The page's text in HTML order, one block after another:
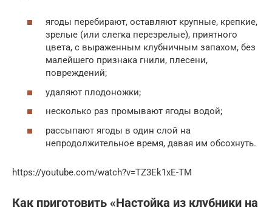
ягоды перебирают, оставляют крупные, крепкие,
зрелые (или слегка перезрелые), приятного
цвета, с выраженным клубничным запахом, без
малейшего признака гнили, плесени,
повреждений;
удаляют плодоножки;
несколько раз промывают ягоды водой;
рассыпают ягоды в один слой на
непродолжительное время, давая им обсохнуть.
https://youtube.com/watch?v=TZ3Ek1xE-TM
Как приготовить «Настойка из клубники на